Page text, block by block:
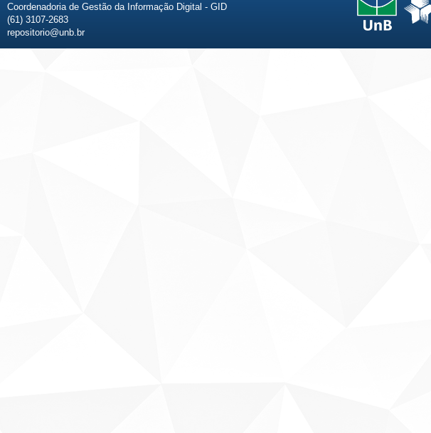
Coordenadoria de Gestão da Informação Digital - GID
(61) 3107-2683
repositorio@unb.br